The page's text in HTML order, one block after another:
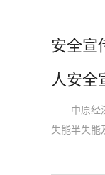
安全宣
人安全
中原经济
失能半失能